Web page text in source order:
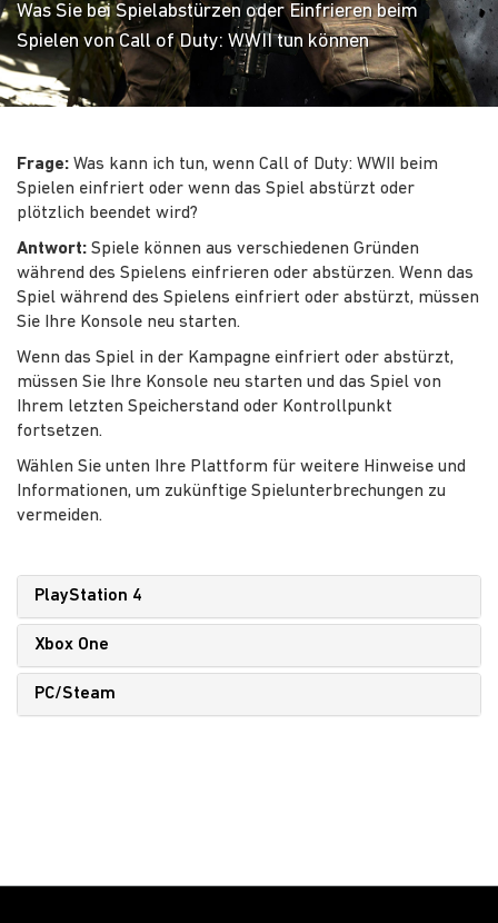
Was Sie bei Spielabstürzen oder Einfrieren beim
Spielen von Call of Duty: WWII tun können
Frage: Was kann ich tun, wenn Call of Duty: WWII beim
Spielen einfriert oder wenn das Spiel abstürzt oder
plötzlich beendet wird?
Antwort: Spiele können aus verschiedenen Gründen
während des Spielens einfrieren oder abstürzen. Wenn das
Spiel während des Spielens einfriert oder abstürzt, müssen
Sie Ihre Konsole neu starten.
Wenn das Spiel in der Kampagne einfriert oder abstürzt,
müssen Sie Ihre Konsole neu starten und das Spiel von
Ihrem letzten Speicherstand oder Kontrollpunkt
fortsetzen.
Wählen Sie unten Ihre Plattform für weitere Hinweise und
Informationen, um zukünftige Spielunterbrechungen zu
vermeiden.
PlayStation 4
Xbox One
PC/Steam